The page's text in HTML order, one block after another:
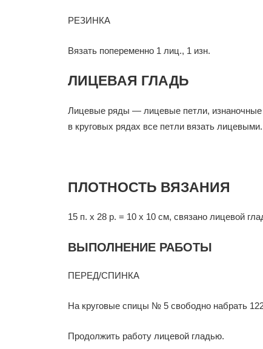
РЕЗИНКА
Вязать попеременно 1 лиц., 1 изн.
ЛИЦЕВАЯ ГЛАДЬ
Лицевые ряды — лицевые петли,
в круговых рядах все петли вязать лицевыми.
ПЛОТНОСТЬ ВЯЗАНИЯ
15 п. х 28 р. = 10 х 10 см, связано лицевой
ВЫПОЛНЕНИЕ РАБОТЫ
ПЕРЕД/СПИНКА
На круговые спицы № 5 свободно набрать
Продолжить работу лицевой гладью.